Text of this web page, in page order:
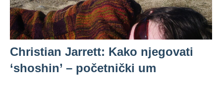
Christian Jarrett: Kako njegovati
‘shoshin’ – početnički um